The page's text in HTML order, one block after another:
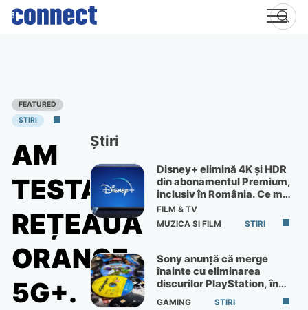
Skip
FEATURED
STIRI
AM
TESTAT
REȚEAUA
ORANGE
5G+.
Știri
Disney+ elimină 4K și HDR
din abonamentul Premium,
inclusiv în România. Ce mai
primești de 60 lei pe lună
FILM & TV
MUZICA SI FILM
STIRI
Sony anunță că merge
înainte cu eliminarea
discurilor PlayStation, în
ciuda protestelor
GAMING STIRI